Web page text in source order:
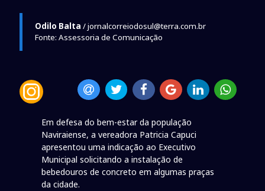
Odilo Balta / jornalcorreiodosul@terra.com.br
Fonte: Assessoria de Comunicação
Em defesa do bem-estar da população
Naviraiense, a vereadora Patricia Capuci
apresentou uma indicação ao Executivo
Municipal solicitando a instalação de
bebedouros de concreto em algumas praças
da cidade.